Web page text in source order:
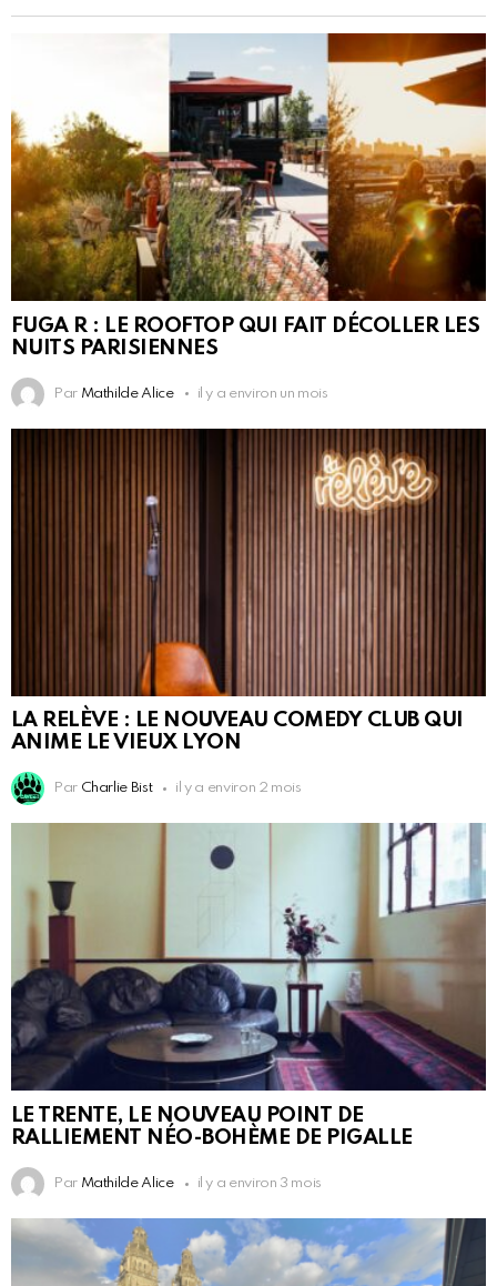
FUGA R : LE ROOFTOP QUI FAIT DÉCOLLER LES
NUITS PARISIENNES
Par Mathilde Alice il y a environ un mois
LA RELÈVE : LE NOUVEAU COMEDY CLUB QUI
ANIME LE VIEUX LYON
Par Charlie Bist il y a environ 2 mois
LE TRENTE, LE NOUVEAU POINT DE
RALLIEMENT NÉO-BOHÈME DE PIGALLE
Par Mathilde Alice il y a environ 3 mois